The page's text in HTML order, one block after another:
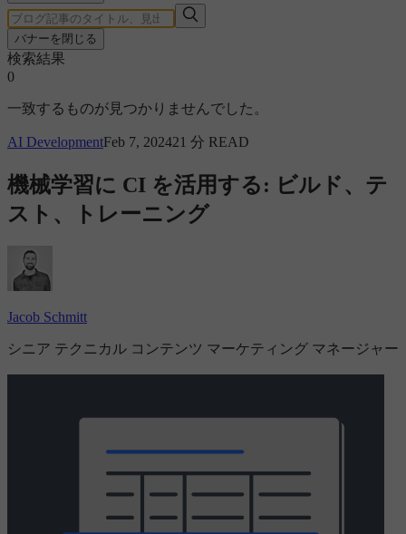
バナーを閉じる
検索結果
0
一致するものが見つかりませんでした。
AI DevelopmentFeb 7, 202421 分 READ
機械学習に CI を活用する: ビルド、テ
スト、トレーニング
Jacob Schmitt
シニア テクニカル コンテンツ マーケティング マネージャー